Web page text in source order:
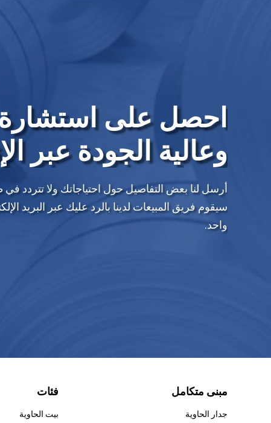
احصل على استشارة
وعالية الجودة عبر
أرسل لنا بعض التفاصيل حول احتياجاتك ولا تتردد
سيقوم فريق المبيعات لدينا بالرد عليك عبر البريد
واحد.
فئات
بيت الحاوية
مبنى متكامل
جدار الحاوية